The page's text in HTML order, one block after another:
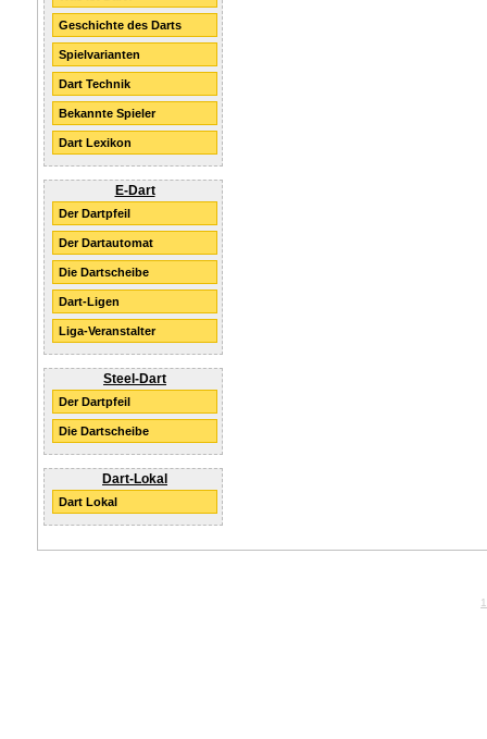
Geschichte des Darts
Spielvarianten
Dart Technik
Bekannte Spieler
Dart Lexikon
E-Dart
Der Dartpfeil
Der Dartautomat
Die Dartscheibe
Dart-Ligen
Liga-Veranstalter
Steel-Dart
Der Dartpfeil
Die Dartscheibe
Dart-Lokal
Dart Lokal
1